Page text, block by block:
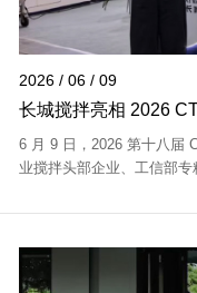
2026 / 06 / 09
长城搅拌亮相 2026
口替代
6 月 9 日，2026 第十八届
业搅拌头部企业、工信部专
术实力：1...